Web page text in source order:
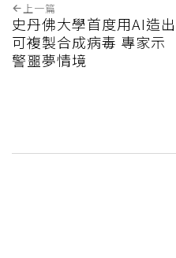
上一篇
史丹佛大學首度用AI造出
可複製合成病毒 專家示
警噩夢情境